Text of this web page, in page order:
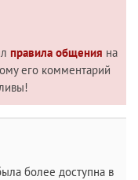
правила общения на
его комментарий
более доступна в